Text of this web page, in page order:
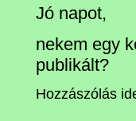
Jó napot,
nekem egy
publikált?
Hozzászólás